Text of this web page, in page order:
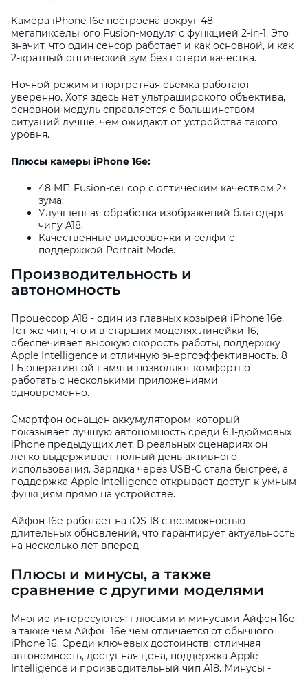
Камера iPhone 16e построена вокруг 48-
мегапиксельного Fusion-модуля с функцией 2-in-1. Это
значит, что один сенсор работает и как основной, и как
2-кратный оптический зум без потери качества.
Ночной режим и портретная съемка работают
уверенно. Хотя здесь нет ультраширокого объектива,
основной модуль справляется с большинством
ситуаций лучше, чем ожидают от устройства такого
уровня.
Плюсы камеры iPhone 16e:
48 МП Fusion-сенсор с оптическим качеством 2×
зума.
Улучшенная обработка изображений благодаря
чипу A18.
Качественные видеозвонки и селфи с
поддержкой Portrait Mode.
Производительность и
автономность
Процессор A18 - один из главных козырей iPhone 16e.
Тот же чип, что и в старших моделях линейки 16,
обеспечивает высокую скорость работы, поддержку
Apple Intelligence и отличную энергоэффективность. 8
ГБ оперативной памяти позволяют комфортно
работать с несколькими приложениями
одновременно.
Смартфон оснащен аккумулятором, который
показывает лучшую автономность среди 6,1-дюймовых
iPhone предыдущих лет. В реальных сценариях он
легко выдерживает полный день активного
использования. Зарядка через USB-C стала быстрее, а
поддержка Apple Intelligence открывает доступ к умным
функциям прямо на устройстве.
Айфон 16е работает на iOS 18 с возможностью
длительных обновлений, что гарантирует актуальность
на несколько лет вперед.
Плюсы и минусы, а также
сравнение с другими моделями
Многие интересуются: плюсами и минусами Айфон 16е,
а также чем Айфон 16е чем отличается от обычного
iPhone 16. Среди ключевых достоинств: отличная
автономность, доступная цена, поддержка Apple
Intelligence и производительный чип A18. Минусы -